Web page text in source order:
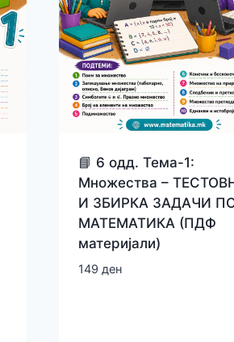
📘 6 одд. Тема-1:
Множества –
И ЗБИРКА ЗАДАЧИ
МАТЕМАТИКА (ПДФ
материјали)
149 ден